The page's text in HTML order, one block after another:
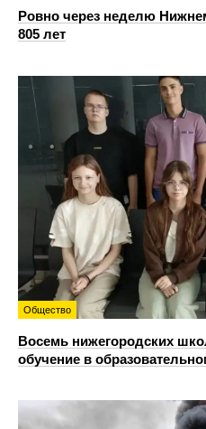
Ровно через неделю
805 лет
Общество
Восемь нижегородских
обучение в